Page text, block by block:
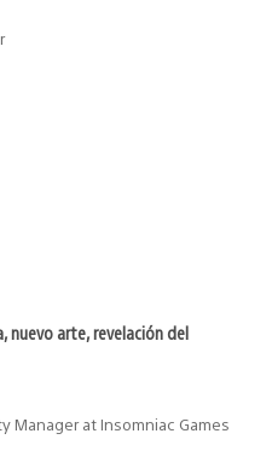
nuevo arte, revelación del
Manager at Insomniac Games